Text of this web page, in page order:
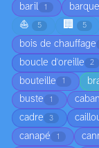
baril 1 barque
⛵ 5 🏢 5
bois de chauffage
boucle d'oreille 2
bouteille 1
buste 1
cadre 3
canapé 1